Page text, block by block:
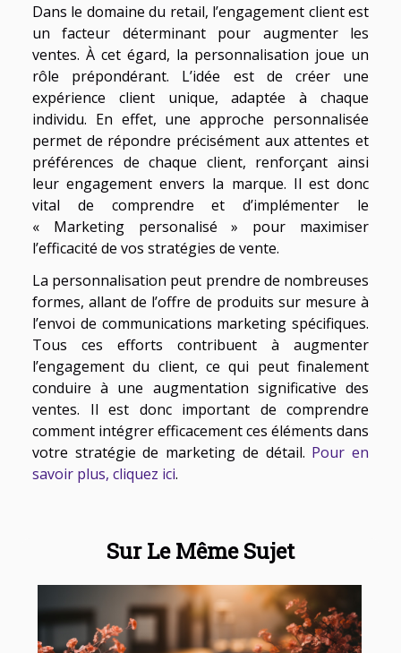
Dans le domaine du retail, l’engagement client est
un facteur déterminant pour augmenter les
ventes. À cet égard, la personnalisation joue un
rôle prépondérant. L’idée est de créer une
expérience client unique, adaptée à chaque
individu. En effet, une approche personnalisée
permet de répondre précisément aux attentes et
préférences de chaque client, renforçant ainsi
leur engagement envers la marque. Il est donc
vital de comprendre et d’implémenter le
« Marketing personalisé » pour maximiser
l’efficacité de vos stratégies de vente.
La personnalisation peut prendre de nombreuses
formes, allant de l’offre de produits sur mesure à
l’envoi de communications marketing spécifiques.
Tous ces efforts contribuent à augmenter
l’engagement du client, ce qui peut finalement
conduire à une augmentation significative des
ventes. Il est donc important de comprendre
comment intégrer efficacement ces éléments dans
votre stratégie de marketing de détail. Pour en
savoir plus, cliquez ici.
Sur Le Même Sujet